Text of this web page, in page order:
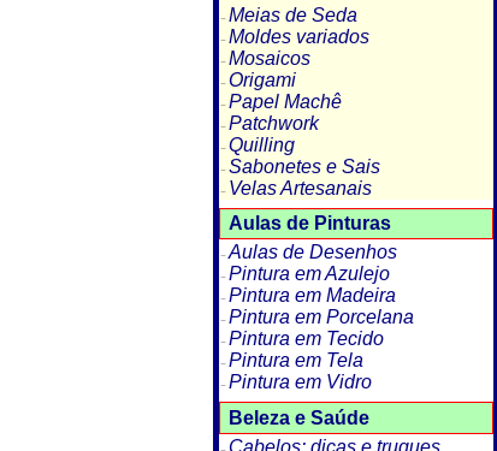
Meias de Seda
Moldes variados
Mosaicos
Origami
Papel Machê
Patchwork
Quilling
Sabonetes e Sais
Velas Artesanais
Aulas de Pinturas
Aulas de Desenhos
Pintura em Azulejo
Pintura em Madeira
Pintura em Porcelana
Pintura em Tecido
Pintura em Tela
Pintura em Vidro
Beleza e Saúde
Cabelos: dicas e truques